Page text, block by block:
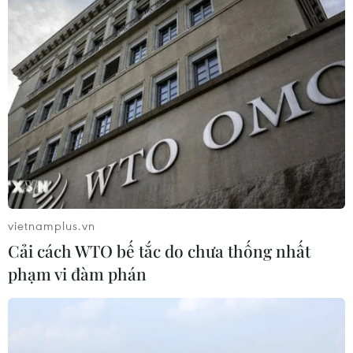
30/07/2026 08:15
Trao tặng 10 gia đình khó khăn điều
trị vô sinh hiếm muộn miễn phí 100%
30/07/2026 07:37
vietnamplus.vn
Cải cách WTO bế tắc do chưa thống nhất
phạm vi đàm phán